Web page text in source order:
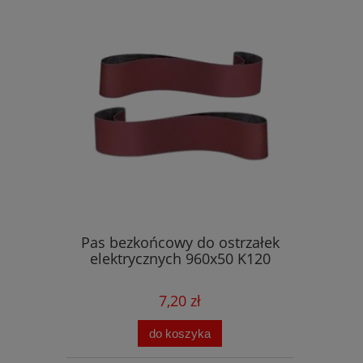
Pas bezkońcowy do ostrzałek
elektrycznych 960x50 K120
7,20 zł
do koszyka